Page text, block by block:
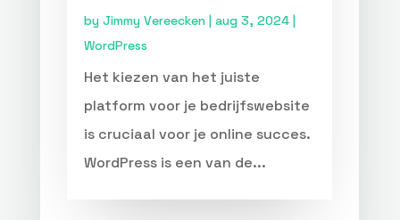
by Jimmy Vereecken| aug 3, 2024|
WordPress
Het kiezen van het juiste
platform voor je bedrijfswebsite
is cruciaal voor je online succes.
WordPress is een van de...